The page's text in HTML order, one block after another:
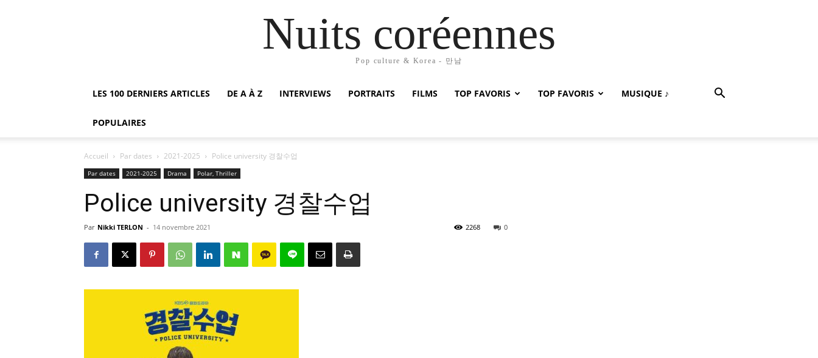
Nuits coréennes
Pop culture & Korea - 만남
LES 100 DERNIERS ARTICLES DE A À Z INTERVIEWS PORTRAITS FILMS TOP FAVORIS TOP FAVORIS MUSIQUE ♪
POPULAIRES
Accueil Par dates 2021-2025 Police university 경찰수업
Par dates 2021-2025 Drama Polar, Thriller
Police university 경찰수업
Par Nikki TERLON - 14 novembre 2021 0
2268